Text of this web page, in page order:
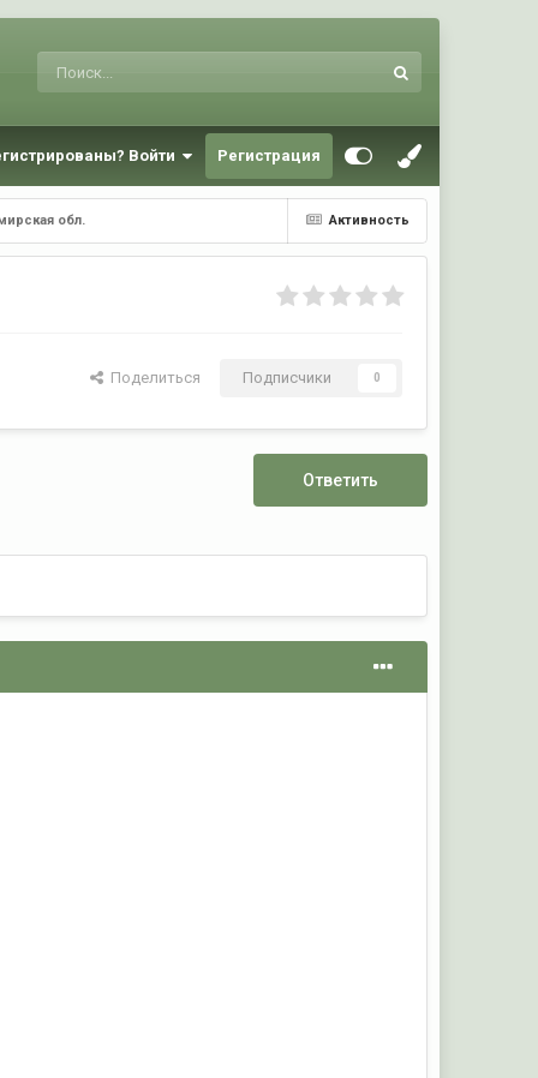
Войти Регистрация
Активность
обл.
Поделиться Подписчики 0
Ответить